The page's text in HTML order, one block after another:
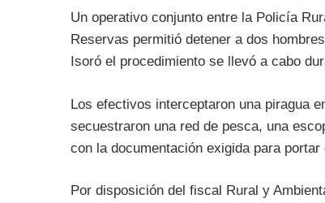
Un operativo conjunto entre la Policía
Reservas permitió detener a dos
Isoró el procedimiento se llevó a cabo
Los efectivos interceptaron una piragua
secuestraron una red de pesca, una
con la documentación exigida para portar
Por disposición del fiscal Rural y